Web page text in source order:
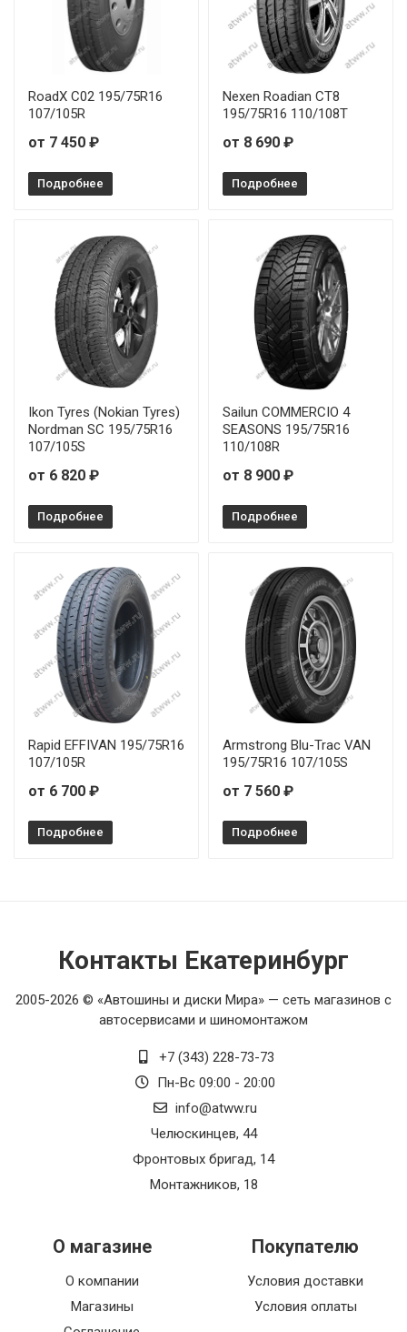
RoadX C02 195/75R16
107/105R
от 7 450 ₽
Подробнее
Nexen Roadian CT8
195/75R16 110/108T
от 8 690 ₽
Подробнее
Ikon Tyres (Nokian Tyres)
Nordman SC 195/75R16
107/105S
от 6 820 ₽
Подробнее
Sailun COMMERCIO 4
SEASONS 195/75R16
110/108R
от 8 900 ₽
Подробнее
Rapid EFFIVAN 195/75R16
107/105R
от 6 700 ₽
Подробнее
Armstrong Blu-Trac VAN
195/75R16 107/105S
от 7 560 ₽
Подробнее
Контакты Екатеринбург
2005-2026 © «Автошины и диски Мира» — сеть магазинов с
автосервисами и шиномонтажом
+7 (343) 228-73-73
Пн-Вс 09:00 - 20:00
info@atww.ru
Челюскинцев, 44
Фронтовых бригад, 14
Монтажников, 18
О магазине
О компании
Магазины
Покупателю
Условия доставки
Условия оплаты